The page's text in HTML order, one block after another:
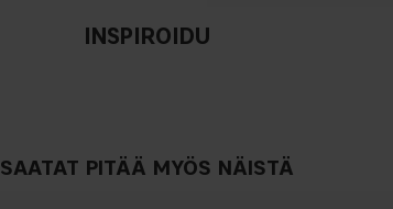
INSPIROIDU
SAATAT PITÄÄ MYÖS NÄISTÄ